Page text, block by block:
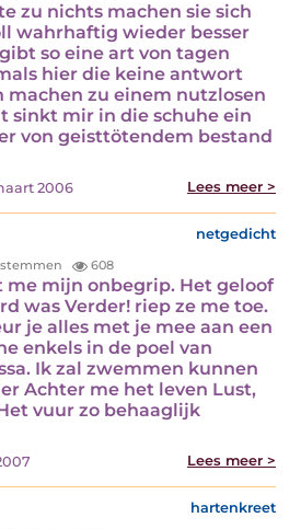
zu nichts machen sie sich
wahrhaftig wieder besser
so eine art von tagen
hier die keine antwort
machen zu einem nutzlosen
sinkt mir in die schuhe ein
von geisttötendem bestand
2006 Lees meer >
netgedicht
608
me mijn onbegrip. Het geloof
was Verder! riep ze me toe.
je alles met je mee aan een
enkels in de poel van
Ik zal zwemmen kunnen
Achter me het leven Lust,
vuur zo behaaglijk
Lees meer >
hartenkreet